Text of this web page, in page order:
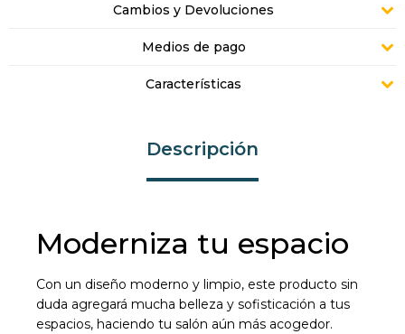
Cambios y Devoluciones
Medios de pago
Características
Descripción
Moderniza tu espacio
Con un diseño moderno y limpio, este producto sin
duda agregará mucha belleza y sofisticación a tus
espacios, haciendo tu salón aún más acogedor.